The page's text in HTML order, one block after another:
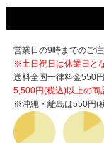
営業日の9時までのご
※土日祝日は休業日と
送料全国一律料金550
5,500円(税込)以上の商
※沖縄・離島は550円(